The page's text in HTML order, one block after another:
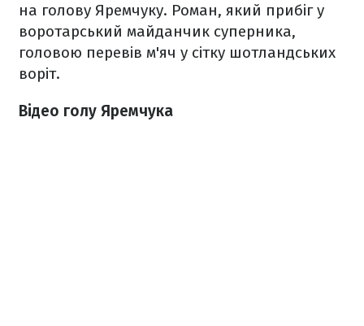
на голову Яремчуку. Роман, який прибіг у
воротарський майданчик суперника,
головою перевів м'яч у сітку шотландських
воріт.
Відео голу Яремчука